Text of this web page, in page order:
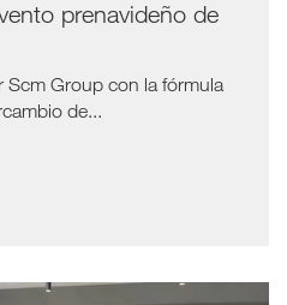
prenavideño de
Scm Group con la fórmula
de...